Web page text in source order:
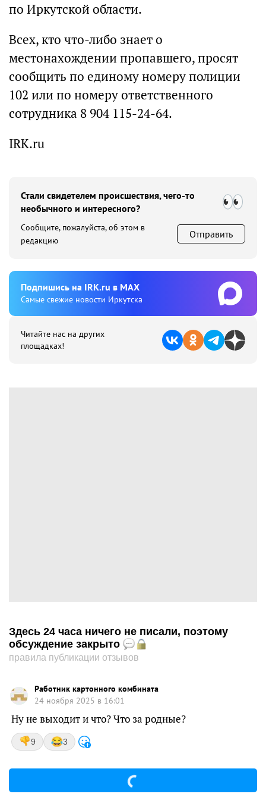
по Иркутской области.
Всех, кто что-либо знает о
местонахождении пропавшего, просят
сообщить по единому номеру полиции
102 или по номеру ответственного
сотрудника 8 904 115-24-64.
IRK.ru
Стали свидетелем происшествия, чего-то
необычного и интересного?
Сообщите, пожалуйста, об этом в
редакцию
Отправить
Подпишиcь на IRK.ru в MAX
Cамые свежие новости Иркутска
Читайте нас на других
площадках!
Здесь 24 часа ничего не писали, поэтому
обсуждение закрыто
правила публикации отзывов
Работник картонного комбината
24 ноября 2025 в 16:01
Ну не выходит и что? Что за родные?
9 3